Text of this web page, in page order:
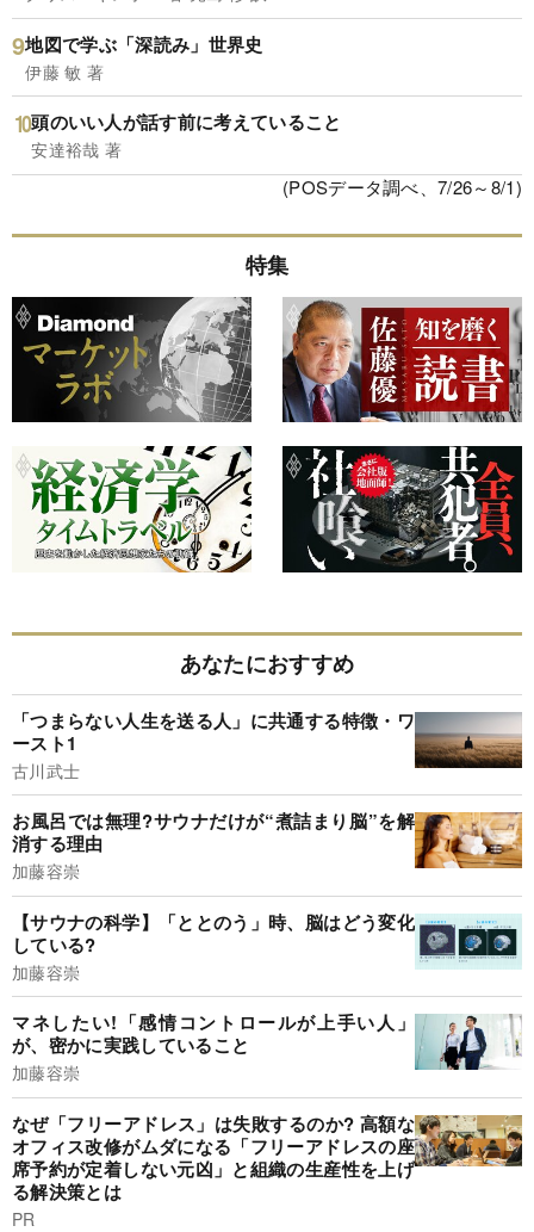
地図で学ぶ「深読み」世界史
伊藤 敏 著
頭のいい人が話す前に考えていること
安達裕哉 著
(POSデータ調べ、7/26～8/1)
特集
あなたにおすすめ
「つまらない人生を送る人」に共通する特徴・ワ
ースト1
古川武士
お風呂では無理?サウナだけが“煮詰まり脳”を解
消する理由
加藤容崇
【サウナの科学】「ととのう」時、脳はどう変化
している?
加藤容崇
マネしたい!「感情コントロールが上手い人」
が、密かに実践していること
加藤容崇
なぜ「フリーアドレス」は失敗するのか? 高額な
オフィス改修がムダになる「フリーアドレスの座
席予約が定着しない元凶」と組織の生産性を上げ
る解決策とは
PR